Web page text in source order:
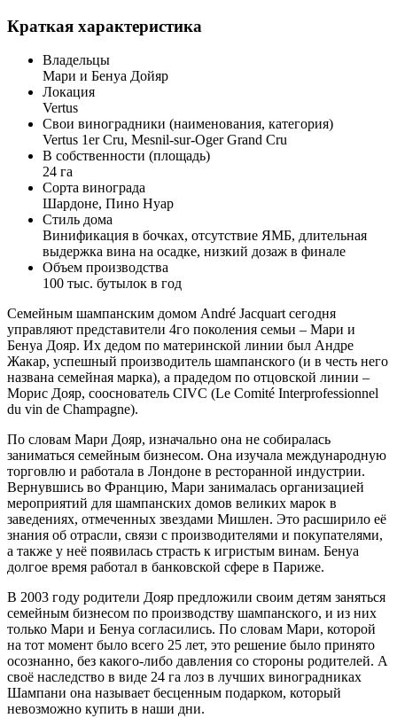
Краткая характеристика
Владельцы
Мари и Бенуа Дойяр
Локация
Vertus
Свои виноградники (наименования, категория)
Vertus 1er Cru, Mesnil-sur-Oger Grand Cru
В собственности (площадь)
24 га
Сорта винограда
Шардоне, Пино Нуар
Стиль дома
Винификация в бочках, отсутствие ЯМБ, длительная
выдержка вина на осадке, низкий дозаж в финале
Объем производства
100 тыс. бутылок в год
Семейным шампанским домом André Jacquart сегодня
управляют представители 4го поколения семьи – Мари и
Бенуа Дояр. Их дедом по материнской линии был Андре
Жакар, успешный производитель шампанского (и в честь него
названа семейная марка), а прадедом по отцовской линии –
Морис Дояр, сооснователь CIVC (Le Comité Interprofessionnel
du vin de Champagne).
По словам Мари Дояр, изначально она не собиралась
заниматься семейным бизнесом. Она изучала международную
торговлю и работала в Лондоне в ресторанной индустрии.
Вернувшись во Францию, Мари занималась организацией
мероприятий для шампанских домов великих марок в
заведениях, отмеченных звездами Мишлен. Это расширило её
знания об отрасли, связи с производителями и покупателями,
а также у неё появилась страсть к игристым винам. Бенуа
долгое время работал в банковской сфере в Париже.
В 2003 году родители Дояр предложили своим детям заняться
семейным бизнесом по производству шампанского, и из них
только Мари и Бенуа согласились. По словам Мари, которой
на тот момент было всего 25 лет, это решение было принято
осознанно, без какого-либо давления со стороны родителей. А
своё наследство в виде 24 га лоз в лучших виноградниках
Шампани она называет бесценным подарком, который
невозможно купить в наши дни.